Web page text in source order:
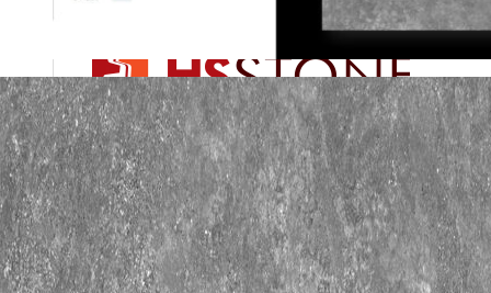
Tổng quan doanh nghiệp